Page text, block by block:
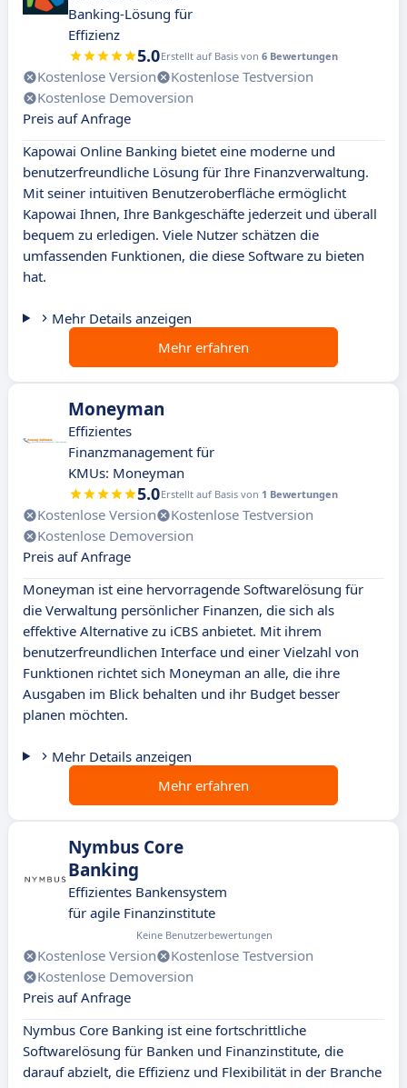
Banking-Lösung für
Effizienz
5.0Erstellt auf Basis von 6 Bewertungen
Kostenlose Version
Kostenlose Testversion
Kostenlose Demoversion
Preis auf Anfrage
Kapowai Online Banking bietet eine moderne und
benutzerfreundliche Lösung für Ihre Finanzverwaltung.
Mit seiner intuitiven Benutzeroberfläche ermöglicht
Kapowai Ihnen, Ihre Bankgeschäfte jederzeit und überall
bequem zu erledigen. Viele Nutzer schätzen die
umfassenden Funktionen, die diese Software zu bieten
hat.
Mehr Details anzeigen
Mehr erfahren
Moneyman
Effizientes
Finanzmanagement für
KMUs: Moneyman
5.0Erstellt auf Basis von 1 Bewertungen
Kostenlose Version
Kostenlose Testversion
Kostenlose Demoversion
Preis auf Anfrage
Moneyman ist eine hervorragende Softwarelösung für
die Verwaltung persönlicher Finanzen, die sich als
effektive Alternative zu iCBS anbietet. Mit ihrem
benutzerfreundlichen Interface und einer Vielzahl von
Funktionen richtet sich Moneyman an alle, die ihre
Ausgaben im Blick behalten und ihr Budget besser
planen möchten.
Mehr Details anzeigen
Mehr erfahren
Nymbus Core
Banking
Effizientes Bankensystem
für agile Finanzinstitute
Keine Benutzerbewertungen
Kostenlose Version
Kostenlose Testversion
Kostenlose Demoversion
Preis auf Anfrage
Nymbus Core Banking ist eine fortschrittliche
Softwarelösung für Banken und Finanzinstitute, die
darauf abzielt, die Effizienz und Flexibilität in der Branche